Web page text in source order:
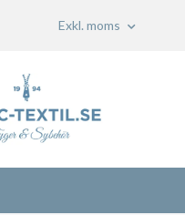
Exkl. moms